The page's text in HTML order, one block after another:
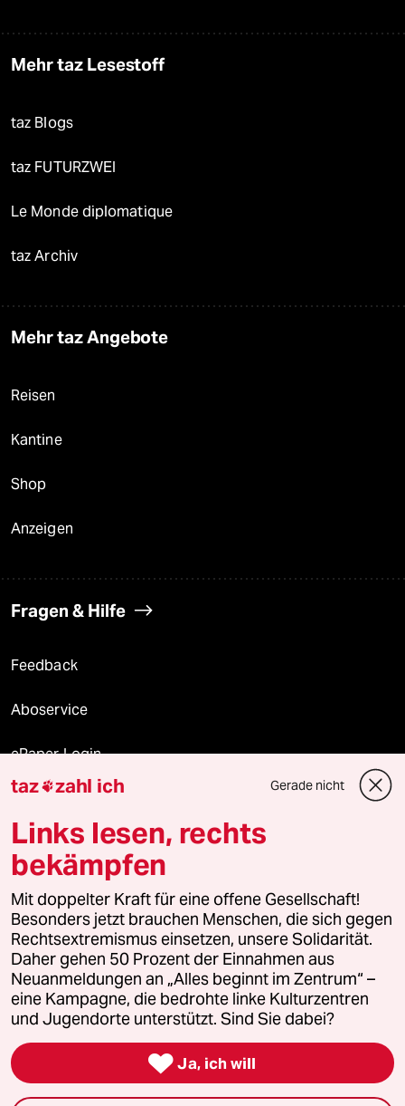
Mehr taz Lesestoff
taz Blogs
taz FUTURZWEI
Le Monde diplomatique
taz Archiv
Mehr taz Angebote
Reisen
Kantine
Shop
Anzeigen
Fragen & Hilfe
Feedback
Aboservice
ePaper Login
Downloads für Abonnierende
© 2026 taz Verlags und Vertriebs GmbH
Alle Rechte vorbehalten. Bei rechtlichen Fragen oder für Genehmigungen
wenden Sie sich bitte an lizenzen@taz.de
Feedback Redaktionsstatut Kommune-Richtlinien
Leitlinie Informant Datenschutz Impressum AGB
Seitenwende Einwilligungen widerrufen (Ads)
taz zahl ich Gerade nicht
Links lesen, rechts
bekämpfen
Mit doppelter Kraft für eine offene Gesellschaft!
Besonders jetzt brauchen Menschen, die sich gegen
Rechtsextremismus einsetzen, unsere Solidarität.
Daher gehen 50 Prozent der Einnahmen aus
Neuanmeldungen an „Alles beginnt im Zentrum“ –
eine Kampagne, die bedrohte linke Kulturzentren
und Jugendorte unterstützt. Sind Sie dabei?
 Ja, ich will